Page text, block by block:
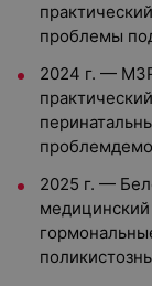
проблемы
2024 г. —
2025 г. —